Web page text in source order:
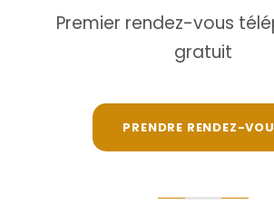
Premier rendez-vous
gratuit
PRENDRE RENDEZ-